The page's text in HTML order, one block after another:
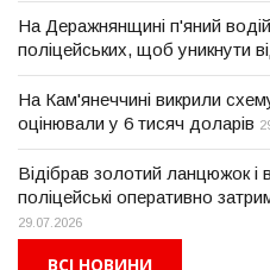
На Деражнянщині п'яний
поліцейських, щоб уникнути
На Кам'янеччині викрили
оцінювали у 6 тисяч доларів
Відібрав золотий ланцюжок і
поліцейські оперативно
29.07.2026
ВСІ НОВИНИ